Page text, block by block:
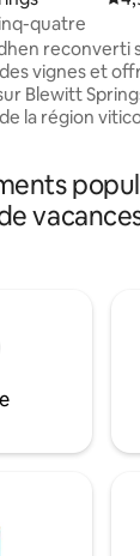
quatre
reconverti
vignes et
Blewitt
la région
bien
vues
terrasse ou
après une
vin ou
de